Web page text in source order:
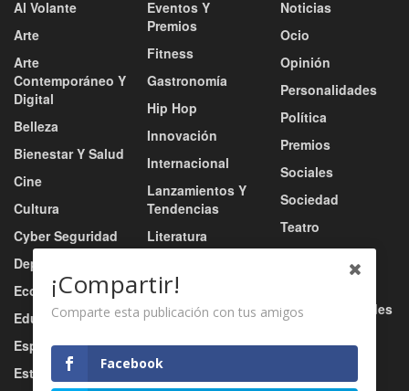
Al Volante
Arte
Arte
Contemporáneo Y
Digital
Belleza
Bienestar Y Salud
Cine
Cultura
Cyber Seguridad
Deportes
Economía
Educación
Esports
Estilo De Vida
Eventos Y
Premios
Fitness
Gastronomía
Hip Hop
Innovación
Internacional
Lanzamientos Y
Tendencias
Literatura
Música
Música Urbana
Nacional
Negocio
Noticias
Ocio
Opinión
Personalidades
Política
Premios
Sociales
Sociedad
Teatro
Tecnología
Tv / Radio / Redes
¡Compartir!
Comparte esta publicación con tus amigos
Facebook